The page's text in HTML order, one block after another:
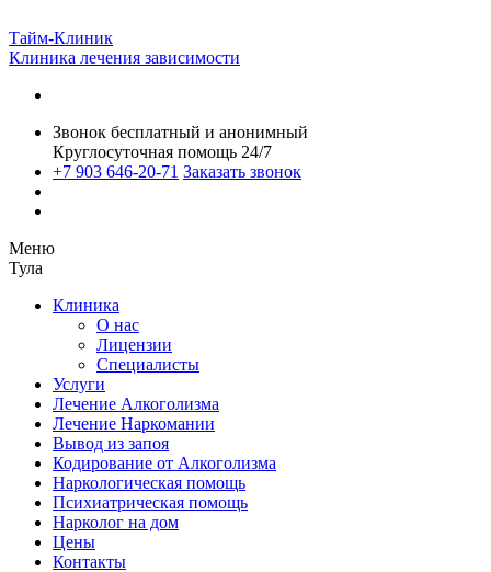
Тайм-Клиник
Клиника лечения зависимости
Звонок бесплатный и анонимный
Круглосуточная помощь 24/7
+7 903 646-20-71 Заказать звонок
Меню
Тула
Клиника
О нас
Лицензии
Специалисты
Услуги
Лечение Алкоголизма
Лечение Наркомании
Вывод из запоя
Кодирование от Алкоголизма
Наркологическая помощь
Психиатрическая помощь
Нарколог на дом
Цены
Контакты